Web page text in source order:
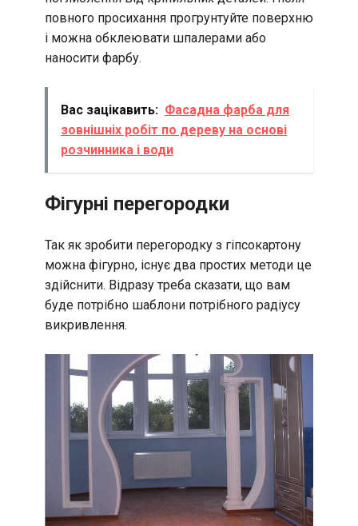
повного просихання прогрунтуйте поверхню
і можна обклеювати шпалерами або
наносити фарбу.
Вас зацікавить: Фасадна фарба для
зовнішніх робіт по дереву на основі
розчинника і води
Фігурні перегородки
Так як зробити перегородку з гіпсокартону
можна фігурно, існує два простих методи це
здійснити. Відразу треба сказати, що вам
буде потрібно шаблони потрібного радіусу
викривлення.